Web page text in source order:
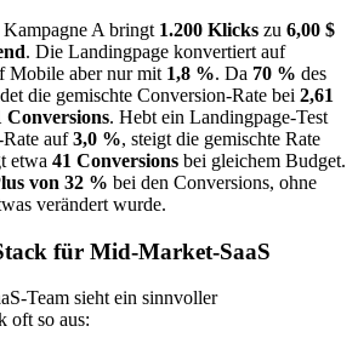
A bringt 1.200 Klicks zu 6,00 $
. Die Landingpage konvertiert auf
Mobile aber nur mit 1,8 %. Da 70 % des
die gemischte Conversion-Rate bei 2,61
Conversions. Hebt ein Landingpage-Test
auf3,0 %, steigt die gemischte Rate
etwa 41 Conversions bei gleichem Budget.
von 32 % bei den Conversions, ohne
verändert wurde.
für Mid-Market-SaaS
Team sieht ein sinnvoller
oft so aus: